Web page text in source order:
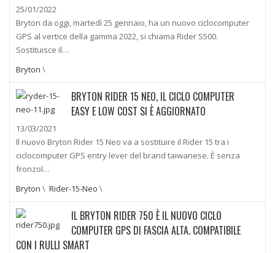
25/01/2022
Bryton da oggi, martedì 25 gennaio, ha un nuovo ciclocomputer
GPS al vertice della gamma 2022, si chiama Rider S500.
Sostituisce il…
Bryton \
BRYTON RIDER 15 NEO, IL CICLO COMPUTER
EASY E LOW COST SI È AGGIORNATO
13/03/2021
Il nuovo Bryton Rider 15 Neo va a sostituire il Rider 15 tra i
ciclocomputer GPS entry lever del brand taiwanese. È senza
fronzol…
Bryton \ Rider-15-Neo \
IL BRYTON RIDER 750 È IL NUOVO CICLO
COMPUTER GPS DI FASCIA ALTA. COMPATIBILE
CON I RULLI SMART